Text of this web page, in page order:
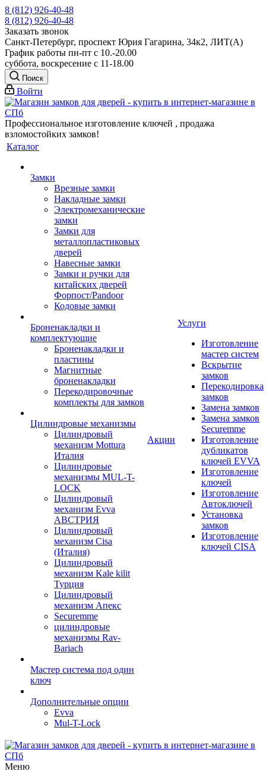
8 (812) 926-40-48
8 (812) 926-40-48
Заказать звонок
Санкт-Петербург, проспект Юрия Гагарина, 34к2, ЛИТ(А)
График работы пн-пт с 10.-20.00
суббота, воскресение с 11-18.00
Поиск
Войти
Профессиональное изготовление ключей , продажа
взломостойких замков!
Каталог
Замки
Врезные замки
Накладные замки
Электромеханические
замки
Замки для
металлопластиковых
дверей
Навесные замки
Замки и ручки для
китайских дверей
Форпост/Раndoor
Кодовые замки
Броненакладки и
комплектующие
Броненакладки и
пластины
Магнитные
броненакладки
Перекодировочные
комплекты для замков
Цилиндровые механизмы
Цилиндровый
механизм Mottura
Италия
Цилиндровые
механизмы MUL-T-
LOCK
Цилиндровый
механизм Evva
АВСТРИЯ
Цилиндровый
механизм Cisa
(Италия)
Цилиндровый
механизм Kale kilit
Турция
Цилиндровый
механизм Апекс
Securemme
цилиндровые
механизмы Rav-
Bariach
Мастер система под один
ключ
Дополнительные опции
Evva
Mul-T-Lock
Акции
Услуги
Изготовление
мастер систем
Вскрытие
замков
Перекодировка
замков
Замена замков
Замена замков
Securemme
Изготовление
дубликатов
ключей EVVA
Изготовление
ключей
Изготовление
Автоключей
Установка
замков
Изготовление
ключей CISA
Меню